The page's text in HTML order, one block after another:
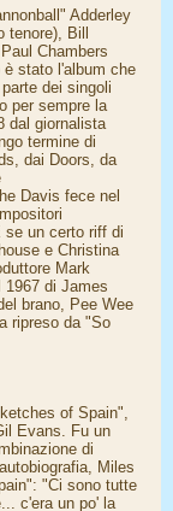
Adderley
Bill
Chambers
stato l'album che
dei singoli
per sempre la
dal giornalista
termine di
dai Doors, da
Davis fece nel
un certo riff di
e Christina
Mark
1967 di James
brano, Pee Wee
ripreso da "So
of Spain",
Evans. Fu un
di
Miles
"Ci sono tutte
c'era un po' la